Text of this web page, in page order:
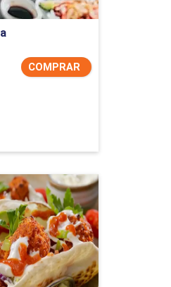
COMPRAR
das Américas
do curso
Comprar Agora